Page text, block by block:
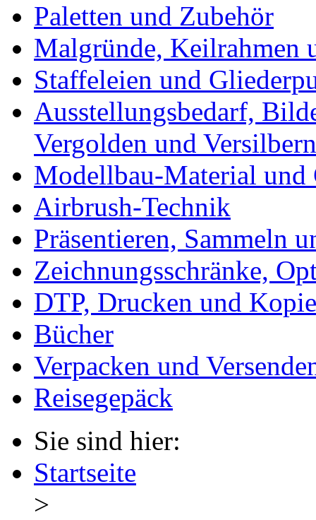
Paletten und Zubehör
Malgründe, Keilrahmen
Staffeleien und
Ausstellungsbedarf,
Vergolden und Versilbern
Modellbau-Material und
Airbrush-Technik
Präsentieren, Sammeln
Zeichnungsschränke,
DTP, Drucken und
Bücher
Verpacken und
Reisegepäck
Sie sind hier:
Startseite
>